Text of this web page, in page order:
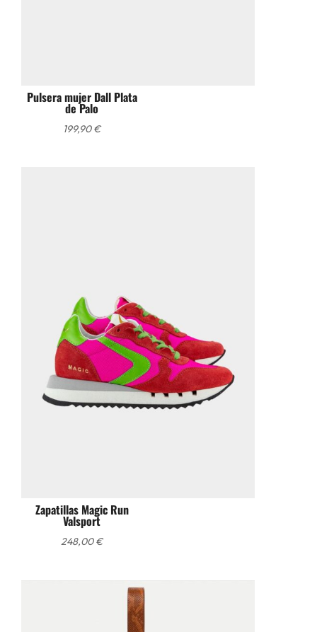
Pulsera mujer Dall Plata
de Palo
199,90€
Zapatillas Magic Run
Valsport
248,00€